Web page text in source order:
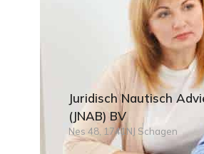
Juridisch Nautisch
(JNAB) BV
Nes 48, 1741NJ Schagen